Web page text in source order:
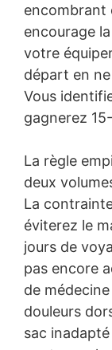
encombrant
encourage
votre
départ en
Vous
gagnerez
La règle
deux
La
éviterez le
jours de
pas encore
de
douleurs
sac